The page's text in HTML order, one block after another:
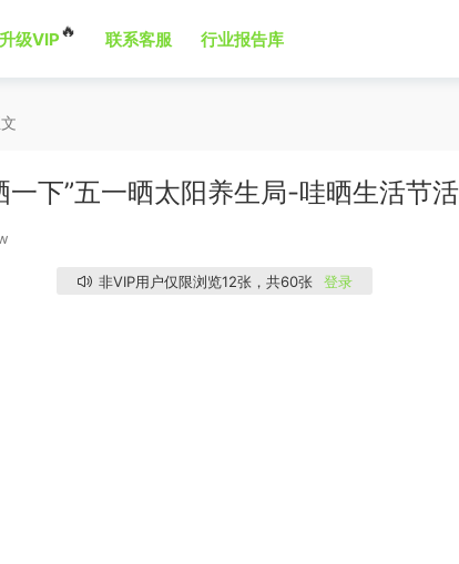
升级VIP🔥 联系客服 行业报告库
下”五一晒太阳养生局-哇晒生活节
非VIP用户仅限浏览12张，共60张 登录